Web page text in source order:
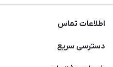
اطلاعات تماس
09332394024-09120346631
دسترسی سریع
حساب کاربری